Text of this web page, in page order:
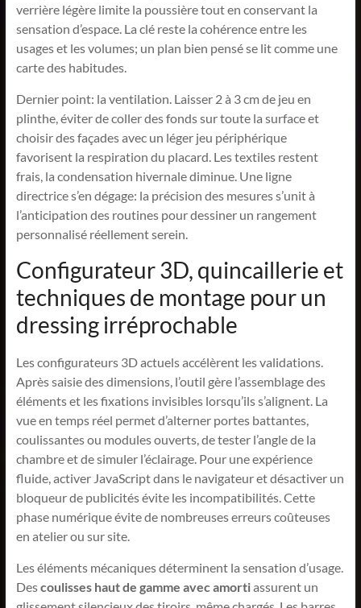
verrière légère limite la poussière tout en conservant la
sensation d’espace. La clé reste la cohérence entre les
usages et les volumes; un plan bien pensé se lit comme une
carte des habitudes.
Dernier point: la ventilation. Laisser 2 à 3 cm de jeu en
plinthe, éviter de coller des fonds sur toute la surface et
choisir des façades avec un léger jeu périphérique
favorisent la respiration du placard. Les textiles restent
frais, la condensation hivernale diminue. Une ligne
directrice s’en dégage: la précision des mesures s’unit à
l’anticipation des routines pour dessiner un rangement
personnalisé réellement serein.
Configurateur 3D, quincaillerie et
techniques de montage pour un
dressing irréprochable
Les configurateurs 3D actuels accélèrent les validations.
Après saisie des dimensions, l’outil gère l’assemblage des
éléments et les fixations invisibles lorsqu’ils s’alignent. La
vue en temps réel permet d’alterner portes battantes,
coulissantes ou modules ouverts, de tester l’angle de la
chambre et de simuler l’éclairage. Pour une expérience
fluide, activer JavaScript dans le navigateur et désactiver un
bloqueur de publicités évite les incompatibilités. Cette
phase numérique évite de nombreuses erreurs coûteuses
en atelier ou sur site.
Les éléments mécaniques déterminent la sensation d’usage.
Descoulisses haut de gamme avec amortiassurent un